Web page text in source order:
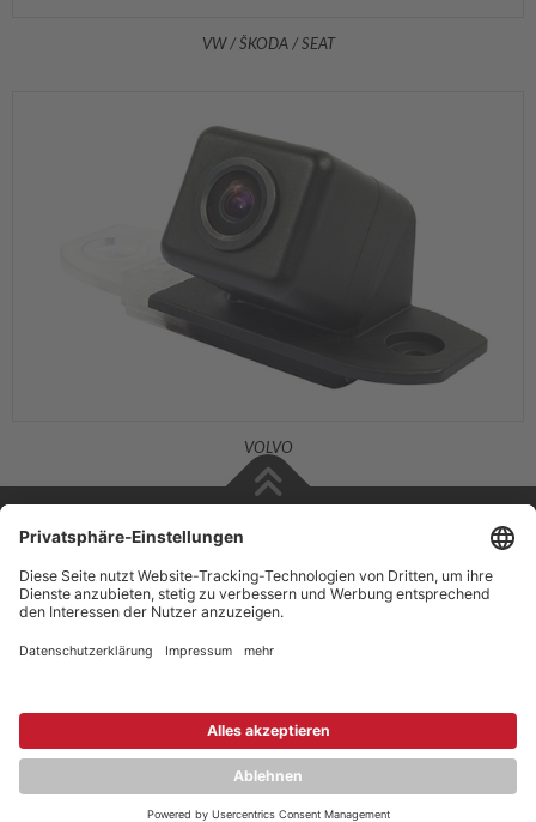
VW / ŠKODA / SEAT
VOLVO
Copyright © 2026 ZENEC
Impressum,Legal notice
Datenschutz,Privacy policy
Dokumente zur Produktkonformität
Deutsch Englisch